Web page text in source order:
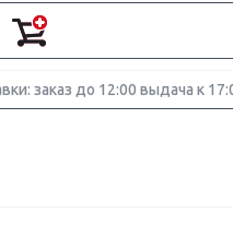
заказ до 12:00 выдача к